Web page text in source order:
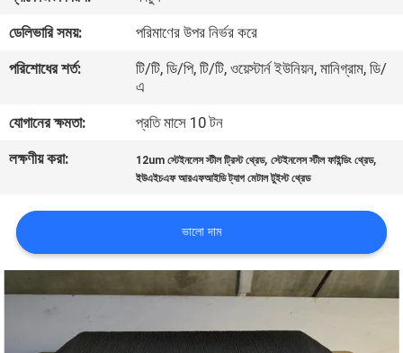
ভ্রমণ
নিয়ন্ত্রণ
করুন
উদ্ধৃতির
জন্য
ডেলিভারি সময়:
পরিমাণের উপর নির্ভর করে
পরিশোধের শর্ত:
টি/টি, ডি/পি, টি/টি, ওয়েস্টার্ন ইউনিয়ন, মানিগ্রাম, ডি/
এ
যোগানের ক্ষমতা:
প্রতি মাসে 10 টন
লক্ষণীয় করা:
12um স্টেইনলেস স্টীল ট্রিস্ট থ্রেড,স্টেইনলেস স্টীল ফাইন্ডিং থ্রেড,
ইউএইচএফ আরএফআইডি ট্যাগ মেটাল টুইস্ট থ্রেড
ভালো দাম